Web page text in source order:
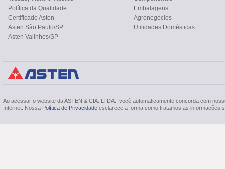
Política da Qualidade
Certificado Asten
Asten São Paulo/SP
Asten Valinhos/SP
Embalagens
Agronegócios
Utilidades Domésticas
Ao acessar o website da ASTEN & CIA. LTDA., você automaticamente concorda com
Internet. Nossa Política de Privacidade esclarece a forma como tratamos as informações